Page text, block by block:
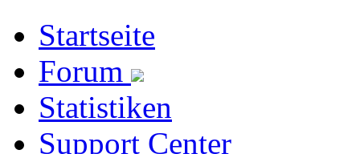
Startseite
Forum
Statistiken
Support Center